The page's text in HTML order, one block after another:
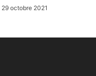
29 octobre 2021